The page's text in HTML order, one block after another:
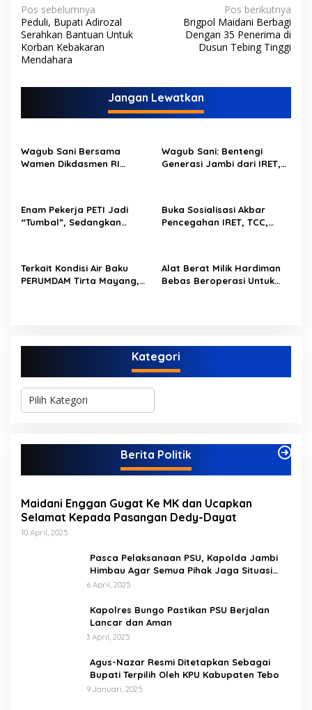
N
a
v
i
g
i
p
s
Pos sebelumnya
Peduli, Bupati Adirozal
Serahkan Bantuan Untuk
Korban Kebakaran
Mendahara
Pos berikutnya
Brigpol Maidani Berbagi
Dengan 35 Penerima di
Dusun Tebing Tinggi
Jangan Lewatkan
Wagub Sani Bersama
Wamen Dikdasmen RI
Pendidikan di Jambi
Wagub Sani: Bentengi
Generasi Jambi dari IRET,
Enam Pekerja PETI Jadi
“Tumbal”, Sedangkan
Buka Sosialisasi Akbar
Pencegahan IRET, TCC,
anak-anakku bisa jaga diri,
60% masa depan sudah
Terkait Kondisi Air Baku
PERUMDAM Tirta Mayang,
Alat Berat Milik Hardiman
Bebas Beroperasi Untuk
Kategori
K
g
Berita Politik
Maidani Enggan Gugat Ke MK dan Ucapkan
Selamat Kepada Pasangan Dedy-Dayat
10 April, 2025
Pasca Pelaksanaan PSU, Kapolda Jambi
Himbau Agar Semua Pihak Jaga Situasi
Kamtibmas
6 April, 2025
Kapolres Bungo Pastikan PSU Berjalan
Lancar dan Aman
3 April, 2025
Agus-Nazar Resmi Ditetapkan Sebagai
Bupati Terpilih Oleh KPU Kabupaten Tebo
9 Januari, 2025